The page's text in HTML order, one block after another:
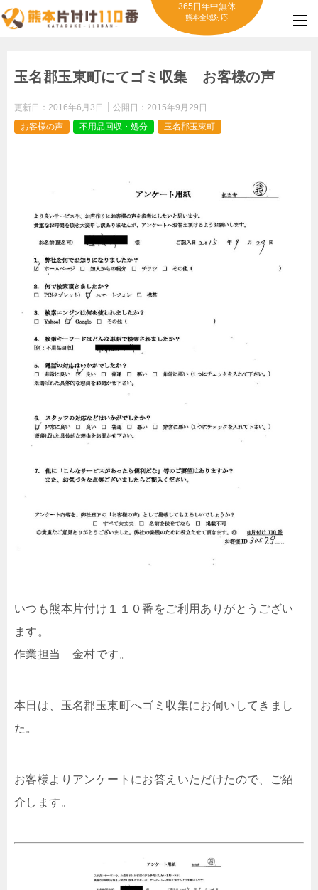
365日年中無休
熊本全域対応
玉名郡玉東町にてゴミ収集 お客様の声
更新日： 2016年6月3日 公開日： 2015年9月29日
お客様の声
不用品回収・処分 玉名郡玉東町
いつも熊本片付け１１０番をご利用ありがとうござい
ます。
作業担当 金村です。
本日は、玉名郡玉東町へゴミ収集にお伺いしてきまし
た。
お客様よりアンケートにお答えいただけたので、ご紹
介します。